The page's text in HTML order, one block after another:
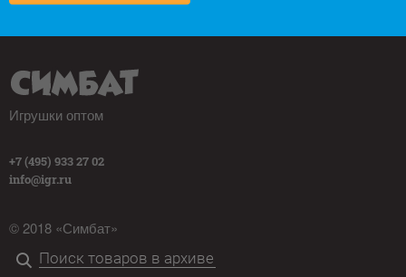
Игрушки оптом
+7 (495) 933 27 02
info@igr.ru
© 2018 «Симбат»